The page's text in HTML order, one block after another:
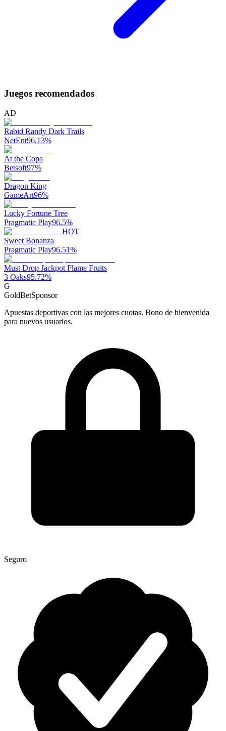
Juegos recomendados
AD
Rabid Randy Dark Trails
NetEnt96.13%
At the Copa
Betsoft97%
Dragon King
GameArt96%
Lucky Fortune Tree
Pragmatic Play96.5%
HOT
Sweet Bonanza
Pragmatic Play96.51%
Must Drop Jackpot Flame Fruits
3 Oaks95.72%
G
GoldBetSponsor
Apuestas deportivas con las mejores cuotas. Bono de bienvenida
para nuevos usuarios.
Seguro